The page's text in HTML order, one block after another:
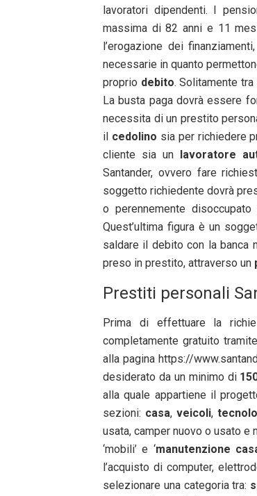
lavoratori dipendenti. I
massima di 82 anni e 11
l’erogazione dei
necessarie in quanto
proprio debito. Solitamente
La busta paga dovrà essere
necessita di un prestito
il cedolino sia per richiedere
cliente sia un
lavoratore
Santander, ovvero fare
soggetto richiedente dovrà
o perennemente
Quest’ultima figura è un
saldare il debito con la banca
preso in prestito, attraverso un
Prestiti personali
Prima di effettuare la
completamente gratuito
alla pagina https://
desiderato da un minimo di
alla quale appartiene il
sezioni: casa, veicoli,
usata, camper nuovo o usato
‘mobili’ e ‘manutenzione
l’acquisto di computer,
selezionare una categoria tra: